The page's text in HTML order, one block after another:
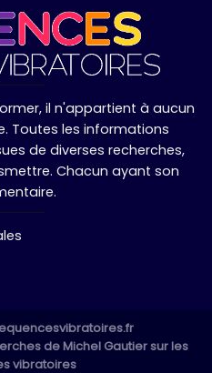
il n'appartient à aucun
Toutes les informations
de diverses recherches,
Chacun ayant son
de Michel Gautier sur les
vibratoires